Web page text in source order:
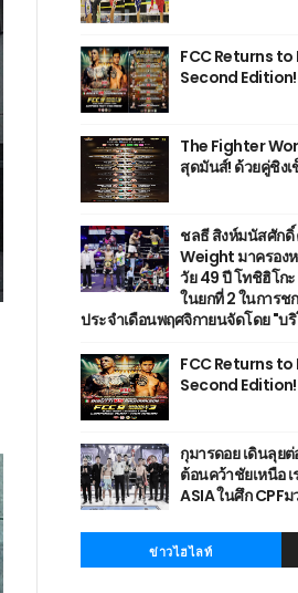
FCC Returns
Second Edition!
The Fighter
สุดมันส์! ด้วยคู่ชิง
ชลธี สิงห์มนัสศักดิ์
Weight มาครอง
วัย 49 ปี โทชิฮิโก
ในยกที่ 2 ในการช
ประจำเดือนพฤศจิกายนจัดโดย "บ
FCC Returns
Second Edition!
กุมารดอย เดินลุย
ต้อนคว้าชัยเหนือ
ASIA ในศึก CPF
ข่าวไฮไลท์